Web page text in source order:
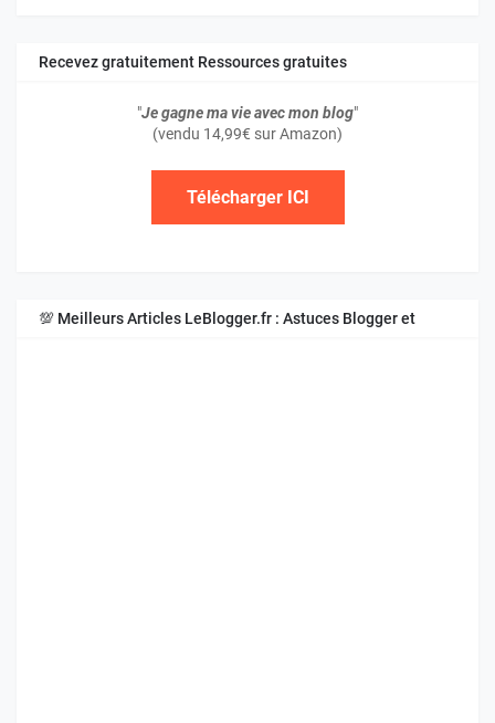
Recevez gratuitement Ressources gratuites
"Je gagne ma vie avec mon blog"
(vendu 14,99€ sur Amazon)
Télécharger ICI
💯 Meilleurs Articles LeBlogger.fr : Astuces Blogger et